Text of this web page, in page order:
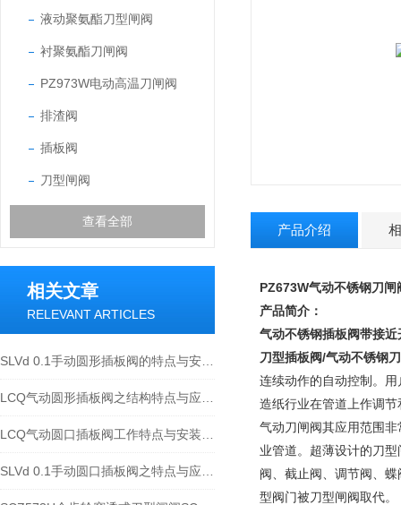
液动聚氨酯刀型闸阀
衬聚氨酯刀闸阀
PZ973W电动高温刀闸阀
排渣阀
插板阀
刀型闸阀
查看全部
相关文章
RELEVANT ARTICLES
产品介绍
PZ673W气动不锈钢刀闸
产品简介：
气动不锈钢插板阀带接近
刀型插板阀/气动不锈钢
连续动作的自动控制。
造纸行业在管道上作调
气动刀闸阀其应用范围
业管道。超薄设计的刀
阀、截止阀、调节阀、
型阀门被刀型闸阀取代。